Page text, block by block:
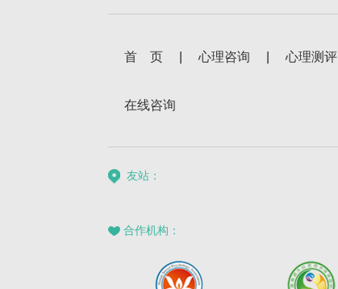
首 页 | 心理咨询 | 心理测评
在线咨询
友站：
合作机构：